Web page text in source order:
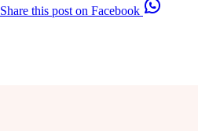
Share this post on Facebook